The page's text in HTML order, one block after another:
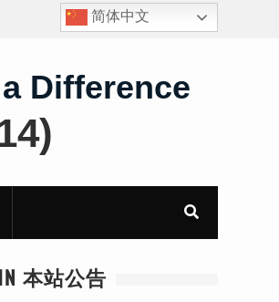
人干的奴工——咸阳市渭城区看守所
简体中文
Difference
本站公告